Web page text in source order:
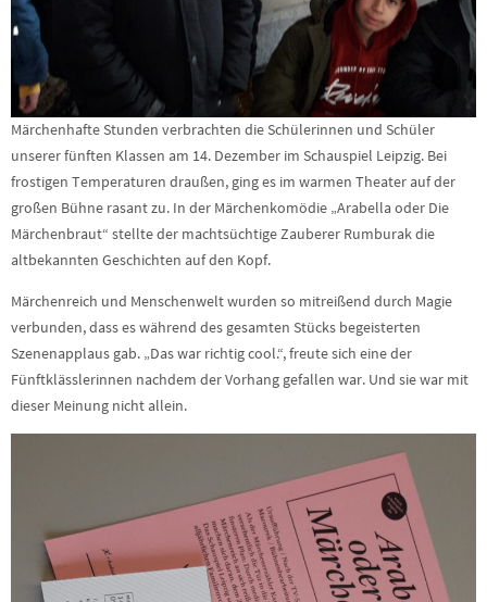
Märchenhafte Stunden verbrachten die Schülerinnen und Schüler
unserer fünften Klassen am 14. Dezember im Schauspiel Leipzig. Bei
frostigen Temperaturen draußen, ging es im warmen Theater auf der
großen Bühne rasant zu. In der Märchenkomödie „Arabella oder Die
Märchenbraut“ stellte der machtsüchtige Zauberer Rumburak die
altbekannten Geschichten auf den Kopf.
Märchenreich und Menschenwelt wurden so mitreißend durch Magie
verbunden, dass es während des gesamten Stücks begeisterten
Szenenapplaus gab. „Das war richtig cool.“, freute sich eine der
Fünftklässlerinnen nachdem der Vorhang gefallen war. Und sie war mit
dieser Meinung nicht allein.